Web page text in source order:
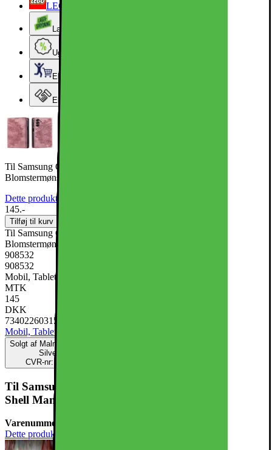
LEGO
Lageroprydning
Ugens tilbud - og andre gode priser
Elgigantens Kundeklub
Elgiganten Erhverv
Til Samsung Galaxy S25 tegnebogscover Cover Shell Mandala
Blomstermønster
Dette produkt er endnu ikke blevet bedømt.
145.-
Tilføj til kurv
Til Samsung Galaxy S25 tegnebogscover Cover Shell Mandala
Blomstermønster
908532
908532
Mobil, Tablet & Smartwatch, Mobiltilbehør, Mobilcovers
MTK
145
DKK
7340226031543
Mobil, Tablet & Smartwatch
Solgt af Malmö TeknikKompani DK
Silverviksgatan 30
CVR-nr: SE559159593801
Til Samsung Galaxy S25 tegnebogscover Cover
Shell Mandala Blomstermønster
Varenummer:
Dette produkt er endnu ikke blevet bedømt.